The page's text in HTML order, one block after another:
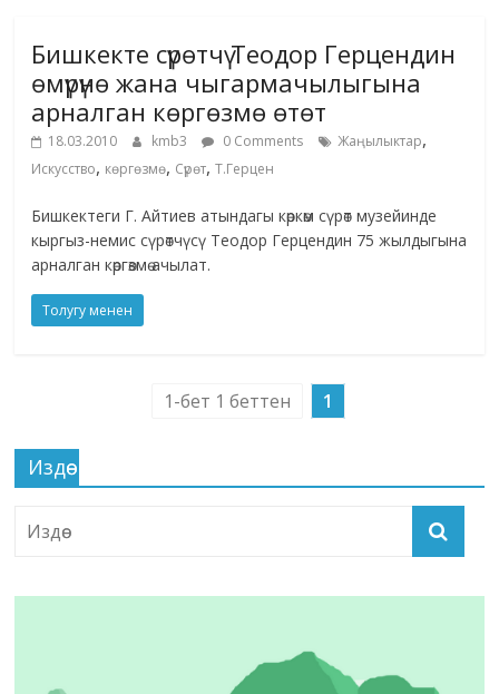
Бишкекте сүрөтчү Теодор Герцендин
өмүрүнө жана чыгармачылыгына
арналган көргөзмө өтөт
18.03.2010 kmb3 0 Comments Жаңылыктар,
Искусство, көргөзмө, Сүрөт,Т.Герцен
Бишкектеги Г. Айтиев атындагы көркөм сүрөт музейинде
кыргыз-немис сүрөтчүсү Теодор Герцендин 75 жылдыгына
арналган көргөзмө ачылат.
Толугу менен
1-бет 1 беттен 1
Издөө